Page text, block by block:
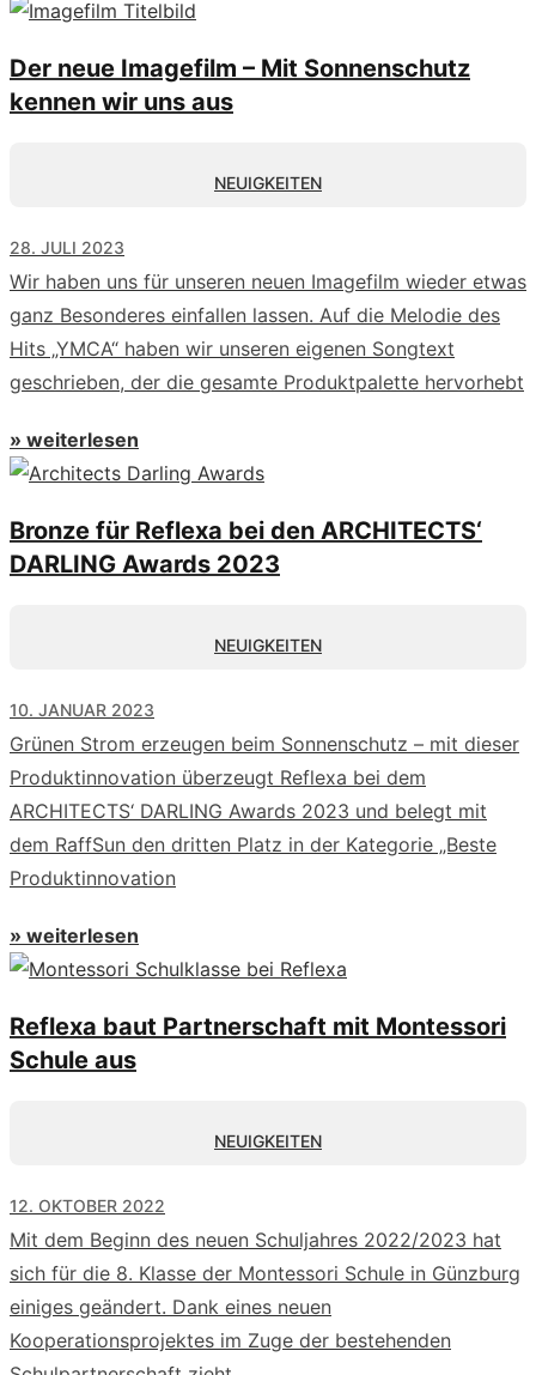
Der neue Imagefilm – Mit Sonnenschutz
kennen wir uns aus
NEUIGKEITEN
28. JULI 2023
Wir haben uns für unseren neuen Imagefilm wieder etwas
ganz Besonderes einfallen lassen. Auf die Melodie des
Hits „YMCA“ haben wir unseren eigenen Songtext
geschrieben, der die gesamte Produktpalette hervorhebt
» weiterlesen
Bronze für Reflexa bei den ARCHITECTS‘
DARLING Awards 2023
NEUIGKEITEN
10. JANUAR 2023
Grünen Strom erzeugen beim Sonnenschutz – mit dieser
Produktinnovation überzeugt Reflexa bei dem
ARCHITECTS‘ DARLING Awards 2023 und belegt mit
dem RaffSun den dritten Platz in der Kategorie „Beste
Produktinnovation
» weiterlesen
Reflexa baut Partnerschaft mit Montessori
Schule aus
NEUIGKEITEN
12. OKTOBER 2022
Mit dem Beginn des neuen Schuljahres 2022/2023 hat
sich für die 8. Klasse der Montessori Schule in Günzburg
einiges geändert. Dank eines neuen
Kooperationsprojektes im Zuge der bestehenden